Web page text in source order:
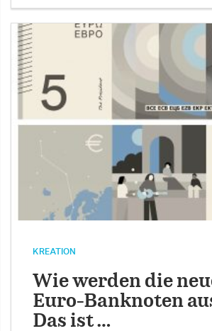
KREATION
Wie werden die
Euro-Banknoten
Das ist …